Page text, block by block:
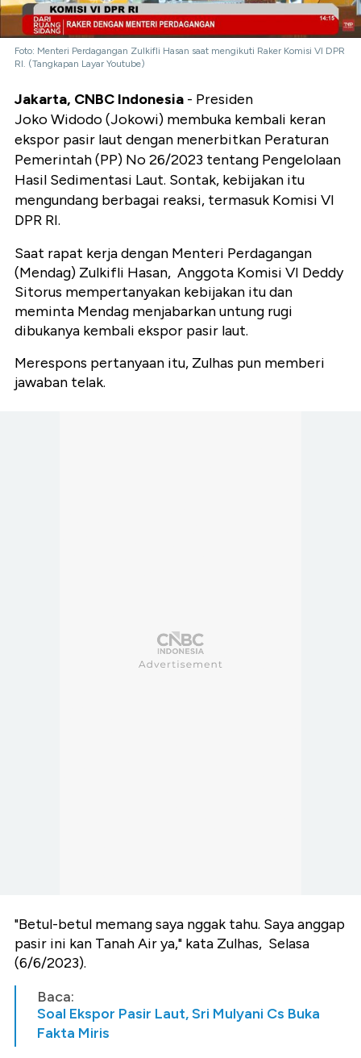
Foto: Menteri Perdagangan Zulkifli Hasan saat mengikuti Raker Komisi VI DPR
RI. (Tangkapan Layar Youtube)
Jakarta, CNBC Indonesia - Presiden
Joko Widodo (Jokowi) membuka kembali keran
ekspor pasir laut dengan menerbitkan Peraturan
Pemerintah (PP) No 26/2023 tentang Pengelolaan
Hasil Sedimentasi Laut. Sontak, kebijakan itu
mengundang berbagai reaksi, termasuk Komisi VI
DPR RI.
Saat rapat kerja dengan Menteri Perdagangan
(Mendag) Zulkifli Hasan, Anggota Komisi VI Deddy
Sitorus mempertanyakan kebijakan itu dan
meminta Mendag menjabarkan untung rugi
dibukanya kembali ekspor pasir laut.
Merespons pertanyaan itu, Zulhas pun memberi
jawaban telak.
"Betul-betul memang saya nggak tahu. Saya anggap
pasir ini kan Tanah Air ya," kata Zulhas, Selasa
(6/6/2023).
Baca:
Soal Ekspor Pasir Laut, Sri Mulyani Cs Buka
Fakta Miris